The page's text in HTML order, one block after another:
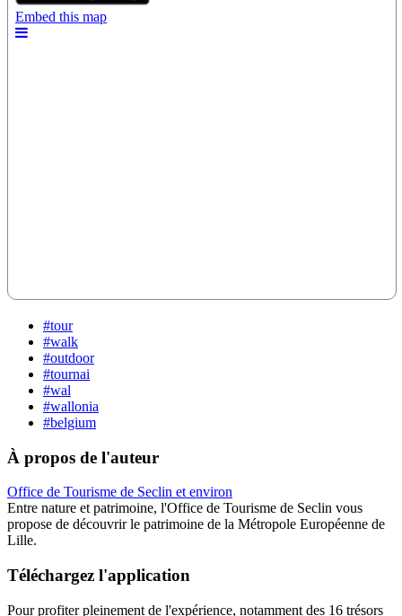
#tour
#walk
#outdoor
#tournai
#wal
#wallonia
#belgium
À propos de l'auteur
Office de Tourisme de Seclin et environ
Entre nature et patrimoine, l'Office de Tourisme de Seclin vous
propose de découvrir le patrimoine de la Métropole Européenne de
Lille.
Téléchargez l'application
Pour profiter pleinement de l'expérience, notamment des 16 trésors